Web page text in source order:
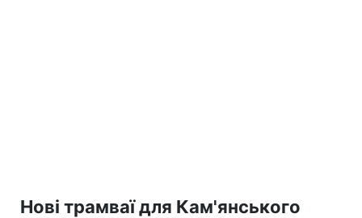
Нові трамваї для Кам'янського